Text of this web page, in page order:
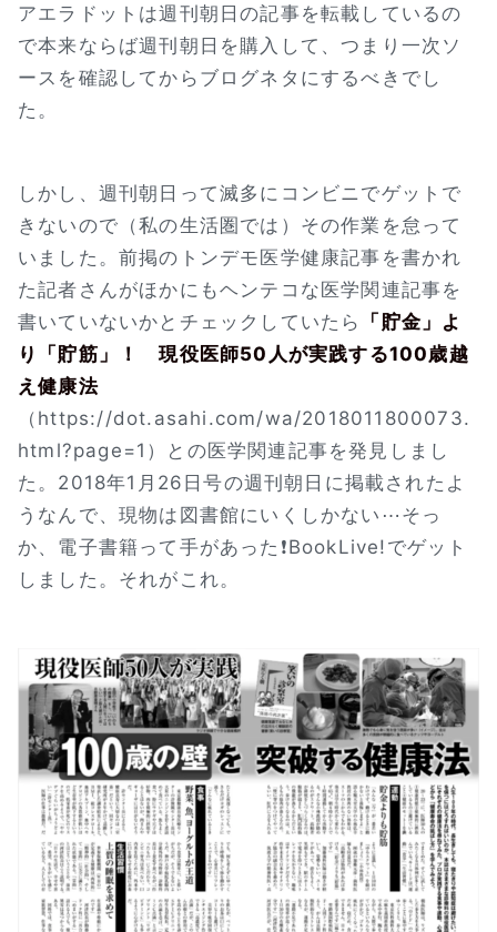
アエラドットは週刊朝日の記事を転載しているの
で本来ならば週刊朝日を購入して、つまり一次ソ
ースを確認してからブログネタにするべきでし
た。
しかし、週刊朝日って滅多にコンビニでゲットで
きないので（私の生活圏では）その作業を怠って
いました。前掲のトンデモ医学健康記事を書かれ
た記者さんがほかにもヘンテコな医学関連記事を
書いていないかとチェックしていたら
「貯金」よ
り「貯筋」！ 現役医師50人が実践する100歳越
え健康法
（https://dot.asahi.com/wa/2018011800073.
html?page=1）との医学関連記事を発見しまし
た。2018年1月26日号の週刊朝日に掲載されたよ
うなんで、現物は図書館にいくしかない⋯そっ
か、電子書籍って手があった❗BookLive!でゲット
しました。それがこれ。